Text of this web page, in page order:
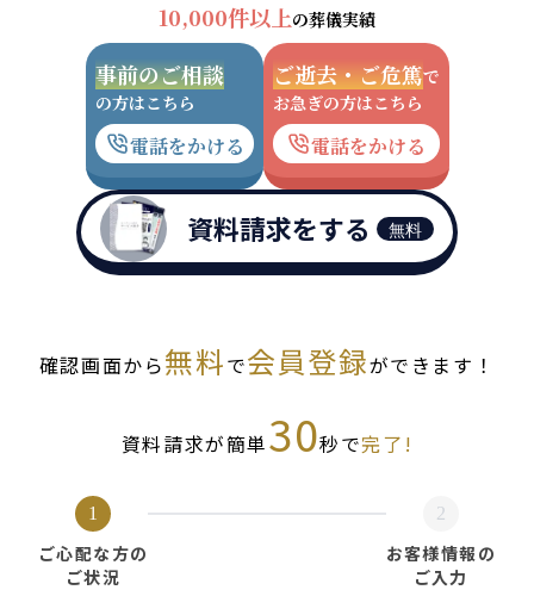
10,000件以上の葬儀実績
事前のご相談
の方はこちら
電話をかける
ご逝去・ご危篤で
お急ぎの方はこちら
電話をかける
資料請求をする 無料
確認画面から無料で会員登録ができます！
資料請求が簡単30秒で完了!
1
ご心配な方の
ご状況
2
お客様情報の
ご入力